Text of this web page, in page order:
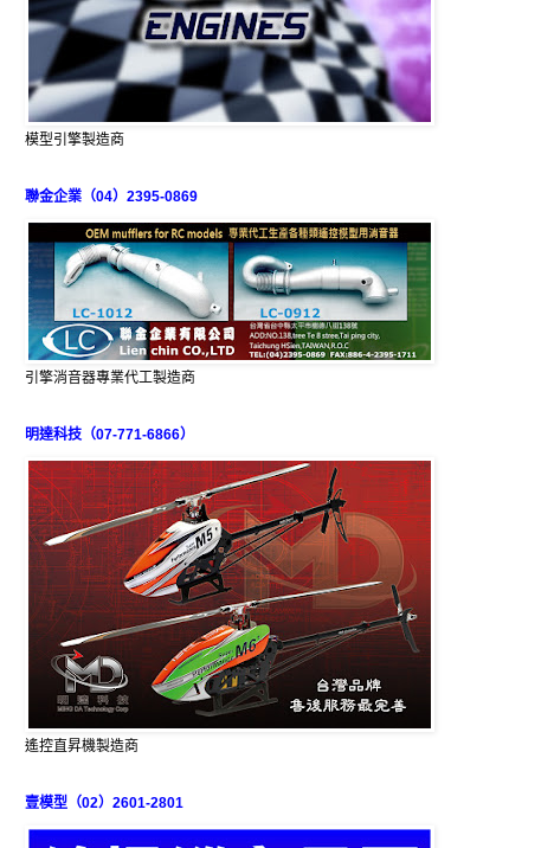
模型引擎製造商
聯金企業（04）2395-0869
引擎消音器專業代工製造商
明達科技（07-771-6866）
遙控直昇機製造商
壹模型（02）2601-2801